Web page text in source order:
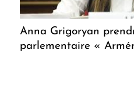
Anna Grigoryan
parlementaire «